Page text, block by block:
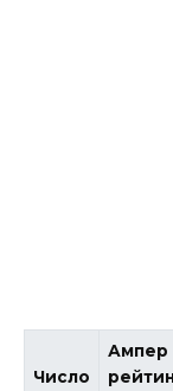
Число
Ампер